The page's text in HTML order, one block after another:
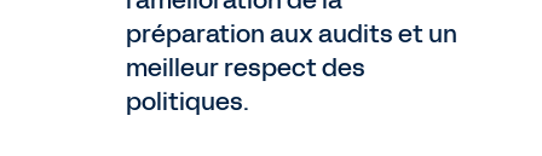
préparation aux audits et un
meilleur respect des
politiques.